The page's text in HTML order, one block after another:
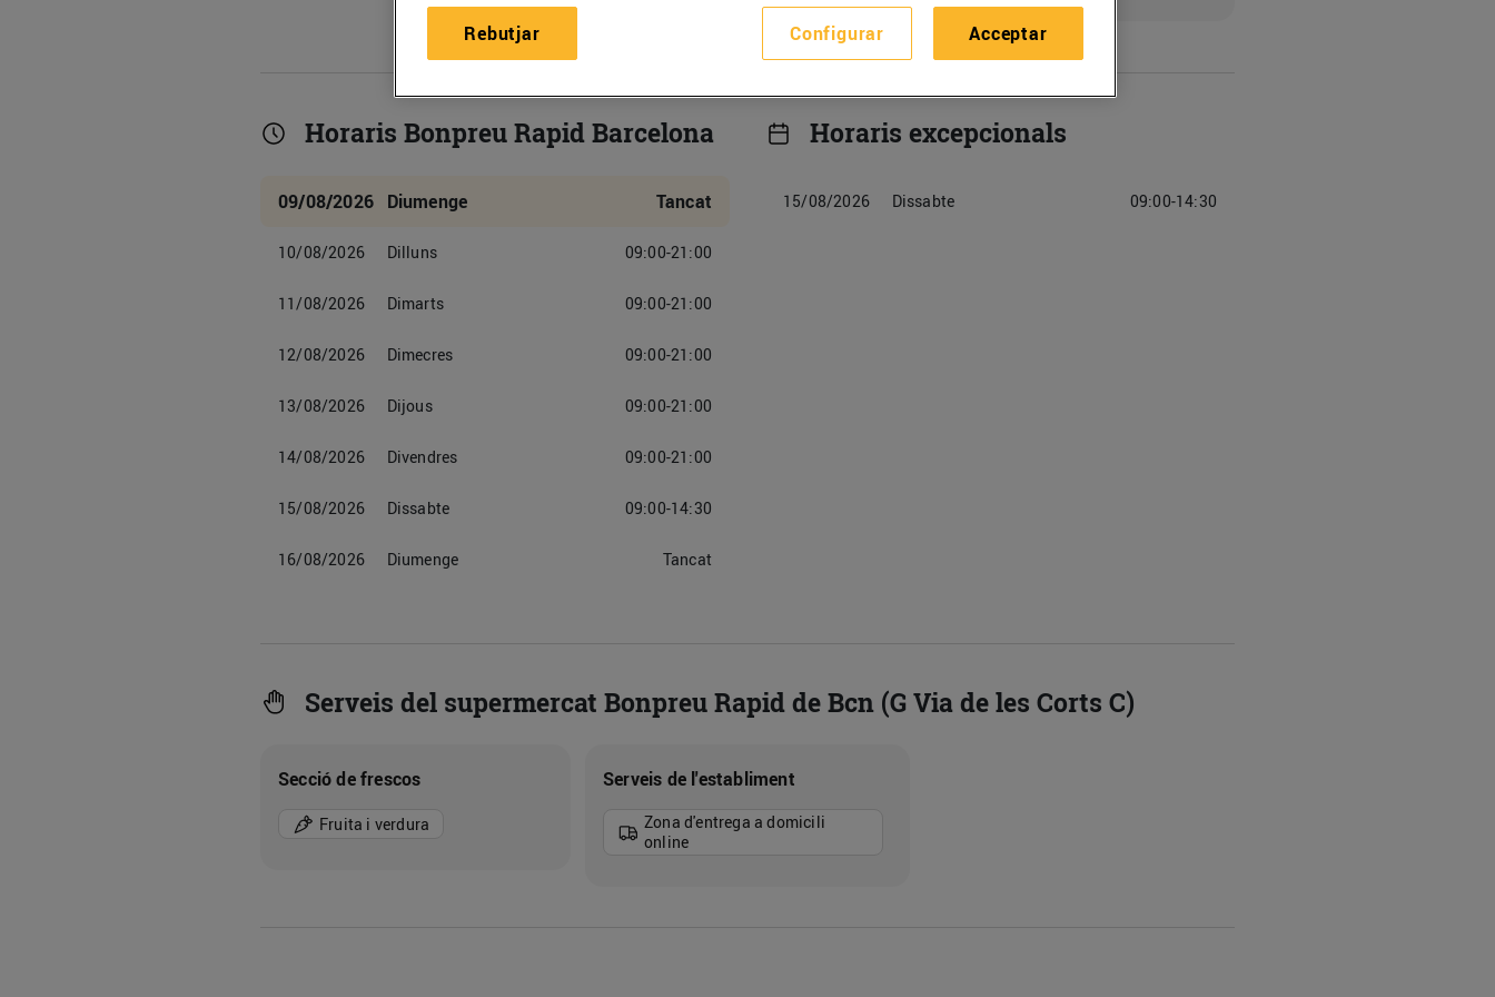
Horaris Bonpreu Rapid Barcelona
09/08/2026 Diumenge Tancat
10/08/2026 Dilluns 09:00-21:00
11/08/2026 Dimarts 09:00-21:00
12/08/2026 Dimecres 09:00-21:00
13/08/2026 Dijous 09:00-21:00
14/08/2026 Divendres 09:00-21:00
15/08/2026 Dissabte 09:00-14:30
16/08/2026 Diumenge Tancat
Horaris excepcionals
15/08/2026 Dissabte 09:00-14:30
Serveis del supermercat Bonpreu Rapid de Bcn (G Via de les Corts C)
Secció de frescos
Fruita i verdura
Serveis de l'establiment
Zona d'entrega a domicili
online
Configurar
Rebutjar Acceptar